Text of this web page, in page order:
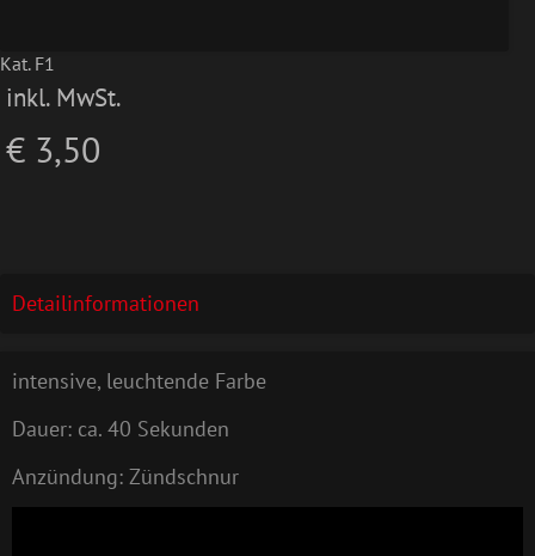
Kat. F1
inkl. MwSt.
€ 3,50
Detailinformationen
intensive, leuchtende Farbe
Dauer: ca. 40 Sekunden
Anzündung: Zündschnur